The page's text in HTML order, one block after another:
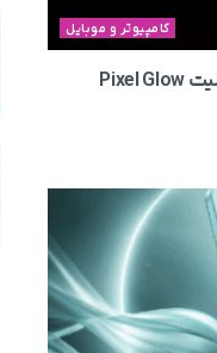
کامپیوتر و موبایل
تیزر جدید گوشی Pixel 11 Pro با نمایش قابلیت Pixel Glow